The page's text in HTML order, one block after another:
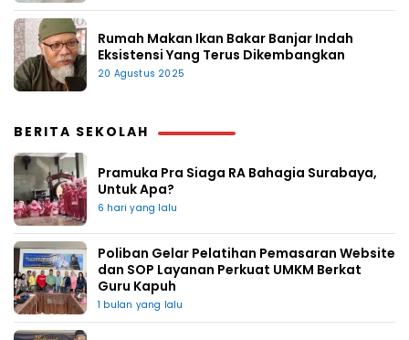
Rumah Makan Ikan Bakar Banjar Indah
Eksistensi Yang Terus Dikembangkan
20 Agustus 2025
BERITA SEKOLAH
Pramuka Pra Siaga RA Bahagia Surabaya,
Untuk Apa?
6 hari yang lalu
Poliban Gelar Pelatihan Pemasaran Website
dan SOP Layanan Perkuat UMKM Berkat
Guru Kapuh
1 bulan yang lalu